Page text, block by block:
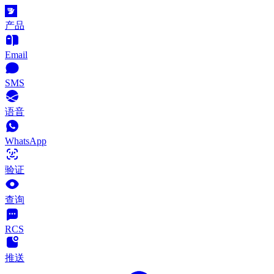
产品
Email
SMS
语音
WhatsApp
验证
查询
RCS
推送